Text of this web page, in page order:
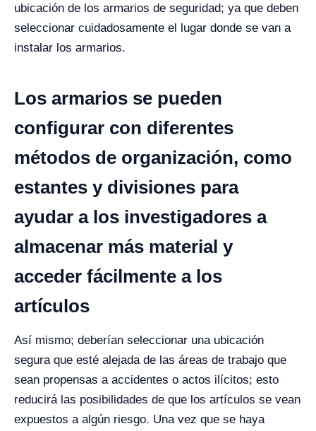
ubicación de los armarios de seguridad; ya que deben
seleccionar cuidadosamente el lugar donde se van a
instalar los armarios.
Los armarios se pueden
configurar con diferentes
métodos de organización, como
estantes y divisiones para
ayudar a los investigadores a
almacenar más material y
acceder fácilmente a los
artículos
Así mismo; deberían seleccionar una ubicación
segura que esté alejada de las áreas de trabajo que
sean propensas a accidentes o actos ilícitos; esto
reducirá las posibilidades de que los artículos se vean
expuestos a algún riesgo. Una vez que se haya